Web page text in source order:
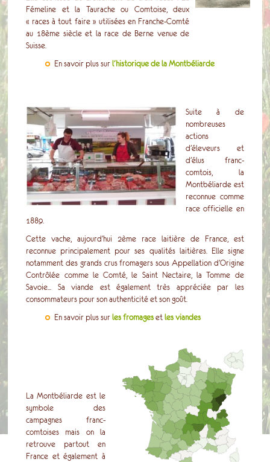
Fémeline et la Taurache ou Comtoise, deux
« races à tout faire » utilisées en Franche-Comté
au 18ème siècle et la race de Berne venue de
Suisse.
En savoir plus surl'historique de la Montbéliarde
Suite à de
nombreuses
actions
d’éleveurs et
d’élus franc-
comtois, la
Montbéliarde est
reconnue comme
race officielle en
1889.
Cette vache, aujourd’hui 2ème race laitière de France, est
reconnue principalement pour ses qualités laitières. Elle signe
notamment des grands crus fromagers sous Appellation d’Origine
Contrôlée comme le Comté, le Saint Nectaire, la Tomme de
Savoie... Sa viande est également très appréciée par les
consommateurs pour son authenticité et son goût.
En savoir plus surles fromages etles viandes
La Montbéliarde est le
symbole des
campagnes franc-
comtoises mais on la
retrouve partout en
France et également à